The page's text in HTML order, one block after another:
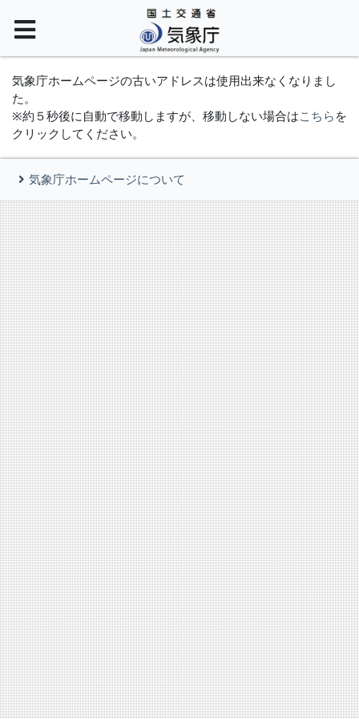
気象庁ホームページの古いアドレスは使用出来なくなりまし
た。
※約５秒後に自動で移動しますが、移動しない場合はこちら を
クリックしてください。
気象庁ホームページについて